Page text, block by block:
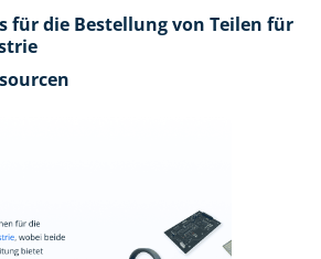
für die Bestellung von Teilen für